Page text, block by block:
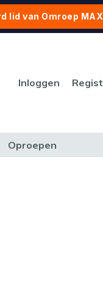
lid van Omroep MAX
Inloggen
Oproepen